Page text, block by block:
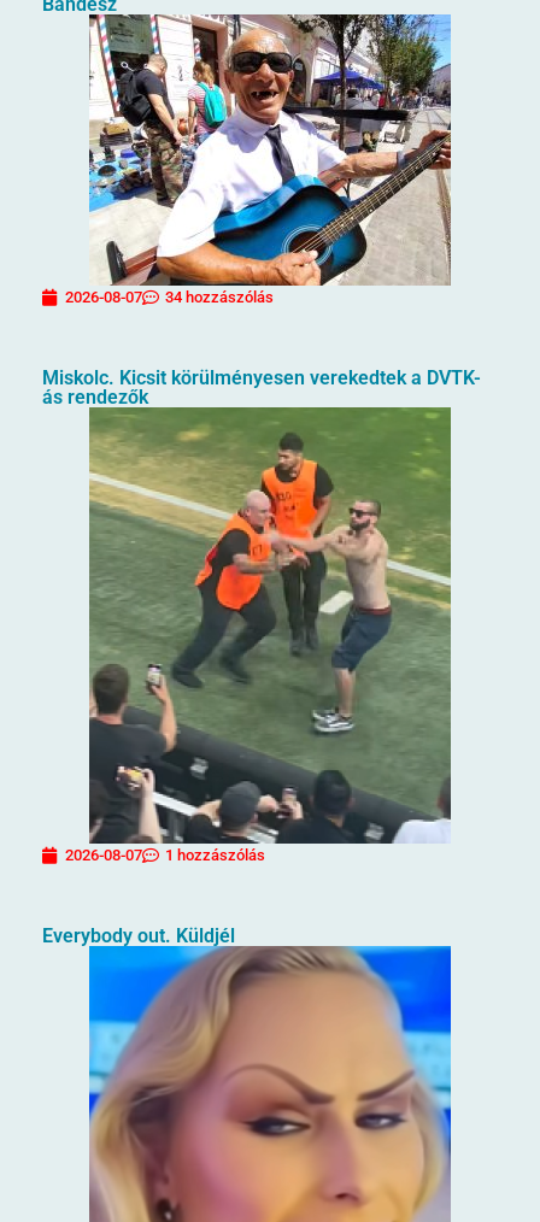
2026-08-07 34 hozzászólás
Miskolc. Kicsit körülményesen verekedtek a DVTK-
ás rendezők
2026-08-07 1 hozzászólás
Everybody out. Küldjél